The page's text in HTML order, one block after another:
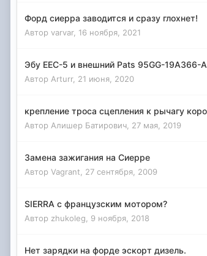
Форд сиерра заводится и сразу глохнет!
Автор varvar, 16 ноября, 2021
Эбу EEC-5 и внешний Pats 95GG-19A366-
Автор Arturr, 21 июня, 2020
крепление троса сцепления к рычагу
Автор Алишер Батирович 27 мая, 2019
Замена зажигания на Сиерре
Автор Vagrant 27 сентября, 2009
SIERRA с французским мотором?
Автор zhukoleg 9 ноября, 2018
Нет зарядки на форде эскорт дизель.